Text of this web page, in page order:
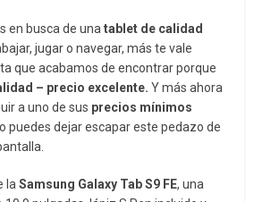
en busca de unatablet de calidad
jugar o navegar, más te vale
que acabamos de encontrar porque
– precio excelente. Y más ahora
a uno de sus precios mínimos
puedes dejar escapar este pedazo de
laSamsung Galaxy Tab S9 FE, una